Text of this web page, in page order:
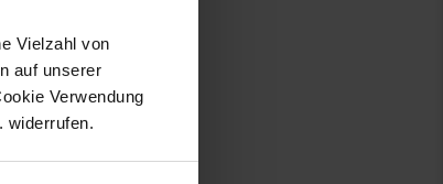
Vielzahl von
auf unserer
Verwendung
widerrufen.